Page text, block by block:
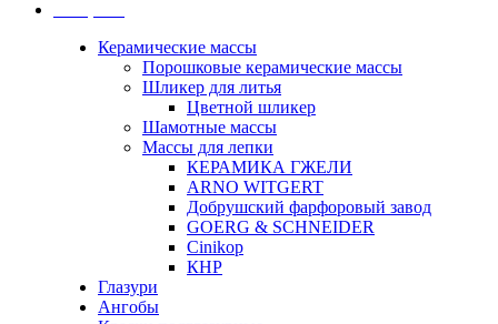
Керамические массы
Порошковые керамические массы
Шликер для литья
Цветной шликер
Шамотные массы
Массы для лепки
КЕРАМИКА ГЖЕЛИ
ARNO WITGERT
Добрушский фарфоровый завод
GOERG & SCHNEIDER
Cinikop
КНР
Глазури
Ангобы